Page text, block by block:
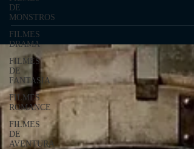
DE
MONSTROS
FILMES
DRAMA
FILMES
DE
FANTASIA
FILMES
ROMANCE
FILMES
DE
AVENTURA
Veja as melhores opções, de anexos de equipamentos
acessórios para carregamento da RPD em Black Ops
War. Esta metralhadora leve RPD